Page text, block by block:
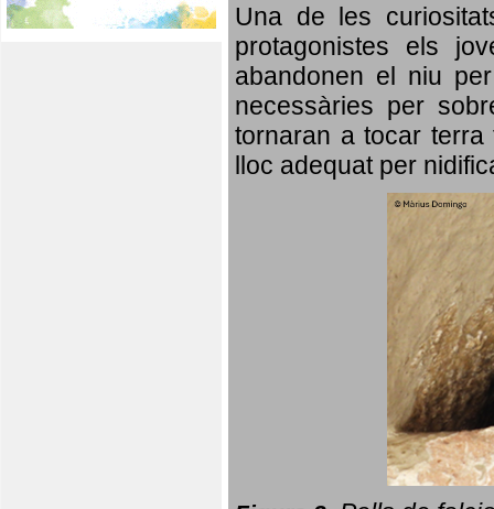
Una de les
protagonistes els
abandonen el niu
necessàries per
tornaran a tocar
lloc adequat per